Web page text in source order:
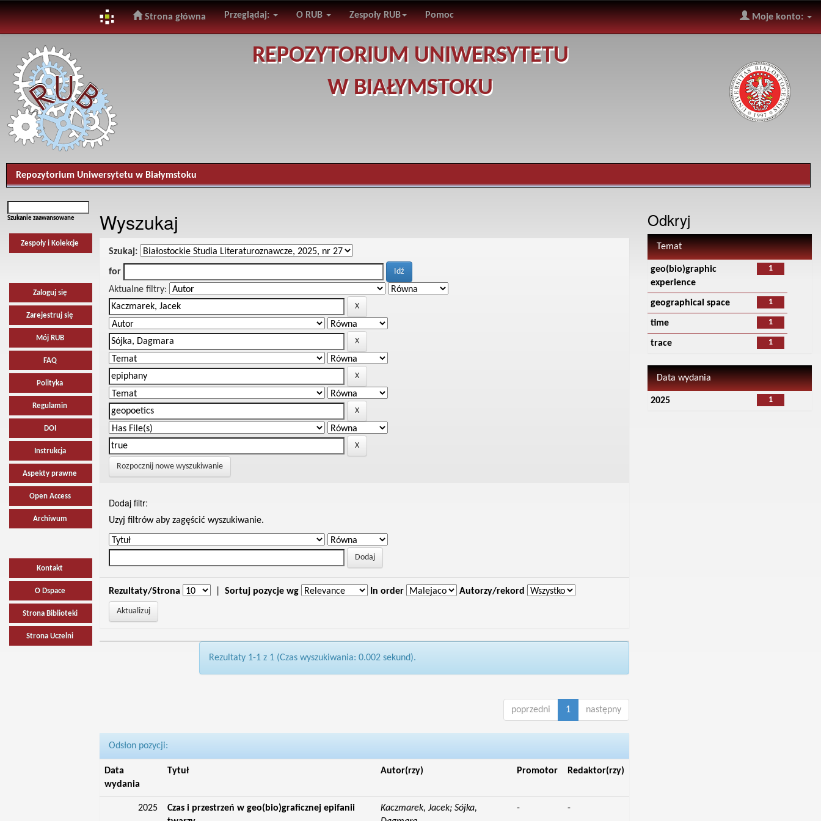
navigation
Strona główna Przeglądaj: O RUB Zespoły RUB Pomoc Moje konto:
REPOZYTORIUM UNIWERSYTETU
W BIAŁYMSTOKU
Repozytorium Uniwersytetu w Białymstoku
Szukanie zaawansowane
Zespoły i Kolekcje
Zaloguj się
Zarejestruj się
Mój RUB
FAQ
Polityka
Regulamin
DOI
Instrukcja
Aspekty prawne
Open Access
Archiwum
Kontakt
O Dspace
Strona Biblioteki
Strona Uczelni
Wyszukaj
Szukaj:
for
Aktualne filtry:
Rozpocznij nowe wyszukiwanie
Dodaj filtr:
Uzyj filtrów aby zagęścić wyszukiwanie.
Rezultaty/Strona Sortuj pozycje wg In order Autorzy/rekord
Rezultaty 1-1 z 1 (Czas wyszukiwania: 0.002 sekund).
poprzedni 1 następny
Odsłon pozycji:
Data
wydania
Tytuł Autor(rzy) Promotor Redaktor(rzy)
2025
Czas i przestrzeń w geo(bio)graficznej epifanii
Kaczmarek, Jacek; Sójka,
- -
Odkryj
Temat
1
geo(bio)graphic
experience
1
geographical space
1
time
1
trace
Data wydania
1
2025